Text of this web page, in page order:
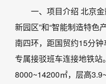
一、项目介绍 北京
新园区”和“智能制造特色
南四环，距国贸约15分
专属接驳班车连接地铁
8000~14200㎡，层高